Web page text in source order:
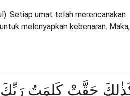
Setiap umat telah merencanakan
melenyapkan kebenaran. Maka,
حَقَّتْ كَلِمَتُ رَبِّكَ